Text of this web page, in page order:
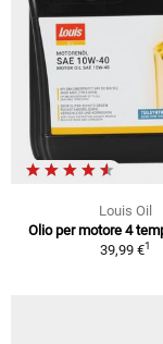
Louis Oil
Olio per motore 4
39,99 €1